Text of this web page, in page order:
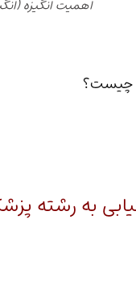
اهمیت انگیزه
چیست؟
به رشته